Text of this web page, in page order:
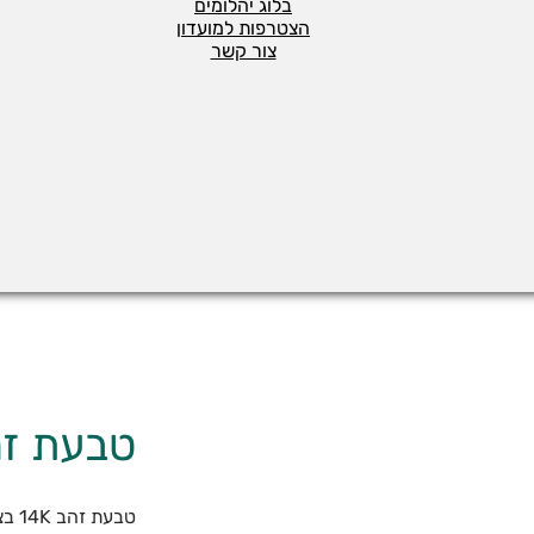
בלוג יהלומים
הצטרפות למועדון
צור קשר
טבעת
טבעת זהב 14K בצורת לב עם שיבוץ של יהלום נקודה לבן.